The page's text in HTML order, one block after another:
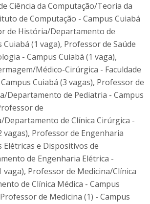
Ciência da Computação/Teoria da
de Computação - Campus Cuiabá
de História/Departamento de
(1 vaga), Professor de Saúde
- Campus Cuiabá (1 vaga),
Médico-Cirúrgica - Faculdade
Cuiabá (3 vagas), Professor de
Departamento de Pediatria - Campus
de
de Clínica Cirúrgica -
vagas), Professor de Engenharia
Elétricas e Dispositivos de
de Engenharia Elétrica -
vaga), Professor de Medicina/Clínica
de Clínica Médica - Campus
de Medicina (1) - Campus